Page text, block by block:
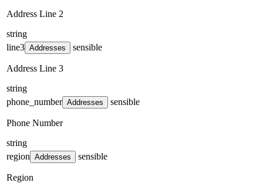
Address Line 2
string
line3 Addresses sensible
Address Line 3
string
phone_number Addresses sensible
Phone Number
string
region Addresses sensible
Region